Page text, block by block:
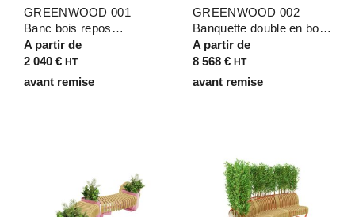
GREENWOOD 001 –
Banc bois repos
végétalisé pour intérieur,
de forme organique S – 2
places avec dossier
A partir de
2 040 € HT
avant remise
GREENWOOD 002 –
Banquette double en bois
avec plantes pour Galerie
Commerciale – 8 places,
composée de deux
A partir de
8 568 € HT
avant remise